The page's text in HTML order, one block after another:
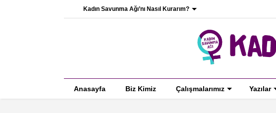
Kadın Savunma Ağı’nı Nasıl Kurarım?
Anasayfa Biz Kimiz Çalışmalarımız Yazılar